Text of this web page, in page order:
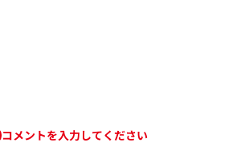
コメントを入力してください